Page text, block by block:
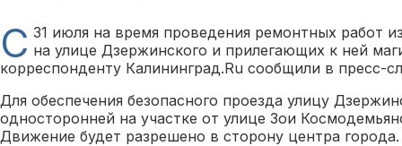
С 31 июля на время проведения ремонтных работ
на улице Дзержинского и прилегающих к ней
корреспонденту Калининград.Ru сообщили в пресс-
Для обеспечения безопасного проезда улицу
односторонней на участке от улице Зои
Движение будет разрешено в сторону центра города.